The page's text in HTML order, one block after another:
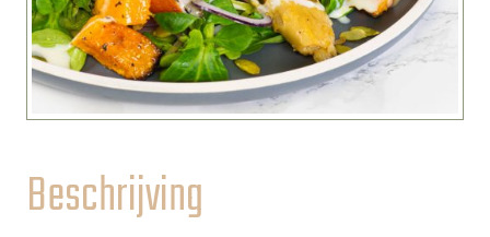
Beschrijving